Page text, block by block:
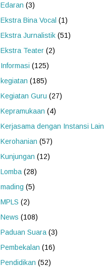
Edaran (3)
Ekstra Bina Vocal (1)
Ekstra Jurnalistik (51)
Ekstra Teater (2)
Informasi (125)
kegiatan (185)
Kegiatan Guru (27)
Kepramukaan (4)
Kerjasama dengan Instansi Lain
Kerohanian (57)
Kunjungan (12)
Lomba (28)
mading (5)
MPLS (2)
News (108)
Paduan Suara (3)
Pembekalan (16)
Pendidikan (52)